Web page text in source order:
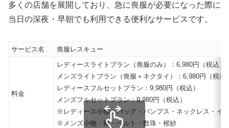
多くの店舗を展開しており、急に喪服が必要になった際に
当日の深夜・早朝でも利用できる便利なサービスです。
サービス名 喪服レスキュー
料金
レディースライトプラン（喪服のみ）：6,980円（税込）
メンズライトプラン（喪服＋ネクタイ）：6,980円（税込
レディースフルセットプラン：9,980円（税込）
メンズフルセットプラン：9,980円（税込）
※レディース小物：バッグ・パンプス・ネックレス・イ
※メンズ小物：靴・ベルト・数珠・袱紗